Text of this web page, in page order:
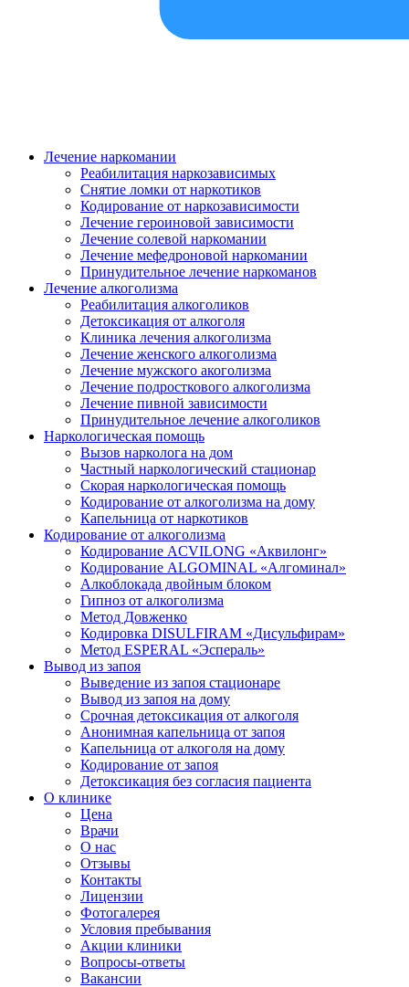
Лечение наркомании
Реабилитация наркозависимых
Снятие ломки от наркотиков
Кодирование от наркозависимости
Лечение героиновой зависимости
Лечение солевой наркомании
Лечение мефедроновой наркомании
Принудительное лечение наркоманов
Лечение алкоголизма
Реабилитация алкоголиков
Детоксикация от алкоголя
Клиника лечения алкоголизма
Лечение женского алкоголизма
Лечение мужского акоголизма
Лечение подросткового алкоголизма
Лечение пивной зависимости
Принудительное лечение алкоголиков
Наркологическая помощь
Вызов нарколога на дом
Частный наркологический стационар
Скорая наркологическая помощь
Кодирование от алкоголизма на дому
Капельница от наркотиков
Кодирование от алкоголизма
Кодирование ACVILONG «Аквилонг»
Кодирование ALGOMINAL «Алгоминал»
Алкоблокада двойным блоком
Гипноз от алкоголизма
Метод Довженко
Кодировка DISULFIRAM «Дисульфирам»
Метод ESPERAL «Эспераль»
Вывод из запоя
Выведение из запоя стационаре
Вывод из запоя на дому
Срочная детоксикация от алкоголя
Анонимная капельница от запоя
Капельница от алкоголя на дому
Кодирование от запоя
Детоксикация без согласия пациента
О клинике
Цена
Врачи
О нас
Отзывы
Контакты
Лицензии
Фотогалерея
Условия пребывания
Акции клиники
Вопросы-ответы
Вакансии